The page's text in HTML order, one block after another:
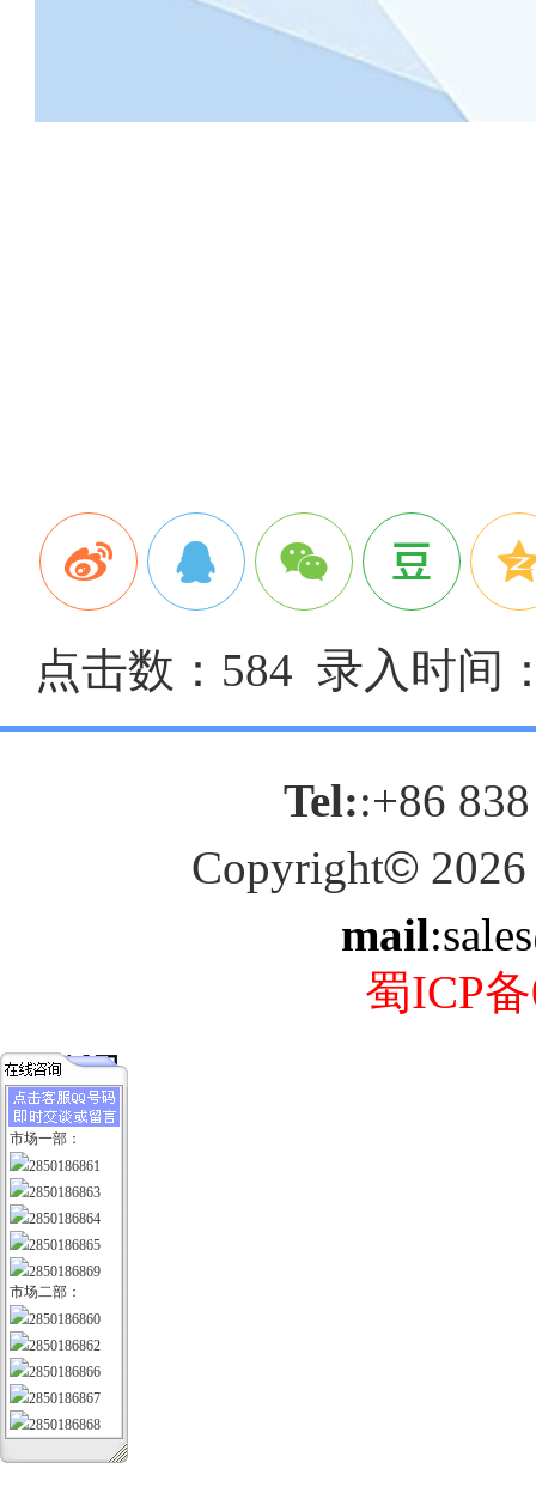
点击数：584 录入时间
Tel::+86
Copyright© 2026
mail
蜀ICP
市场一部：
2850186861
2850186863
2850186864
2850186865
2850186869
市场二部：
2850186860
2850186862
2850186866
2850186867
2850186868